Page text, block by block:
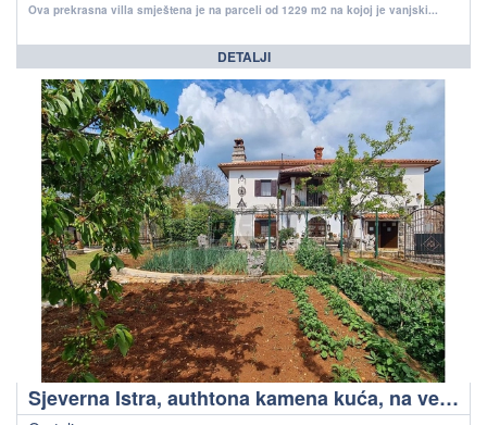
Ova prekrasna villa smještena je na parceli od 1229 m2 na kojoj je vanjski...
DETALJI
Sjeverna Istra, authtona kamena kuća, na velikoj uređenoj okućnici!